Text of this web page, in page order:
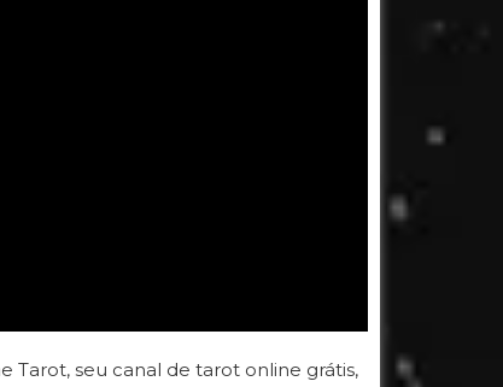
Tarot, seu canal de tarot online grátis,